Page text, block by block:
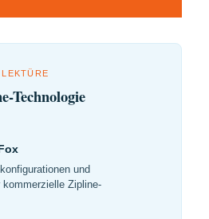
Technologie
und
kommerzielle Zipline-